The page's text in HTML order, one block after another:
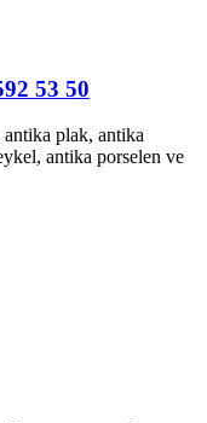
53 50
plak, antika
antika porselen ve